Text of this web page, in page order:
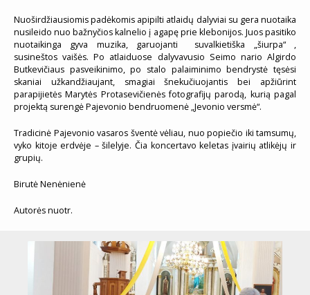
Nuoširdžiausiomis padėkomis apipilti atlaidų dalyviai su gera nuotaika
nusileido nuo bažnyčios kalnelio į agapę prie klebonijos. Juos pasitiko
nuotaikinga gyva muzika, garuojanti suvalkietiška „šiurpa“ ,
susineštos vaišės. Po atlaiduose dalyvavusio Seimo nario Algirdo
Butkevičiaus pasveikinimo, po stalo palaiminimo bendrystė tęsėsi
skaniai užkandžiaujant, smagiai šnekučiuojantis bei apžiūrint
parapijietės Marytės Protasevičienės fotografijų parodą, kurią pagal
projektą surengė Pajevonio bendruomenė „Jevonio versmė“.
Tradicinė Pajevonio vasaros šventė vėliau, nuo popiečio iki tamsumų,
vyko kitoje erdvėje – šilelyje. Čia koncertavo keletas įvairių atlikėjų ir
grupių.
Birutė Nenėnienė
Autorės nuotr.